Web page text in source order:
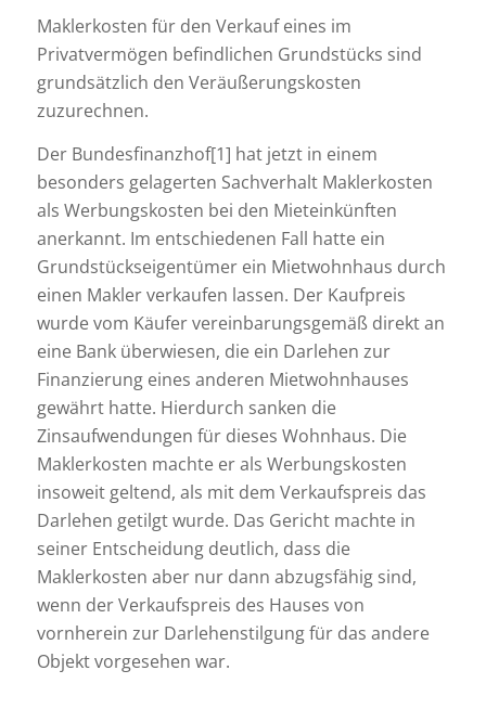
Maklerkosten für den Verkauf eines im
Privatvermögen befindlichen Grundstücks sind
grundsätzlich den Veräußerungskosten
zuzurechnen.
Der Bundesfinanzhof[1] hat jetzt in einem
besonders gelagerten Sachverhalt Maklerkosten
als Werbungskosten bei den Mieteinkünften
anerkannt. Im entschiedenen Fall hatte ein
Grundstückseigentümer ein Mietwohnhaus durch
einen Makler verkaufen lassen. Der Kaufpreis
wurde vom Käufer vereinbarungsgemäß direkt an
eine Bank überwiesen, die ein Darlehen zur
Finanzierung eines anderen Mietwohnhauses
gewährt hatte. Hierdurch sanken die
Zinsaufwendungen für dieses Wohnhaus. Die
Maklerkosten machte er als Werbungskosten
insoweit geltend, als mit dem Verkaufspreis das
Darlehen getilgt wurde. Das Gericht machte in
seiner Entscheidung deutlich, dass die
Maklerkosten aber nur dann abzugsfähig sind,
wenn der Verkaufspreis des Hauses von
vornherein zur Darlehenstilgung für das andere
Objekt vorgesehen war.